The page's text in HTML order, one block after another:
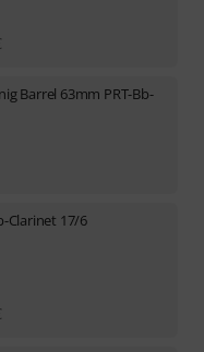
Barrel 63mm PRT-Bb-
Clarinet 17/6